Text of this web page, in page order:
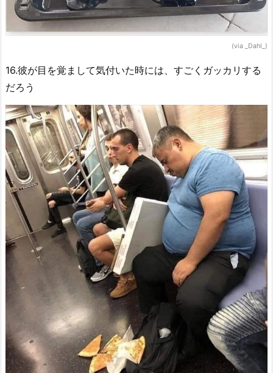
(via _Dahl_)
16.彼が目を覚まして気付いた時には、すごくガッカリする
だろう